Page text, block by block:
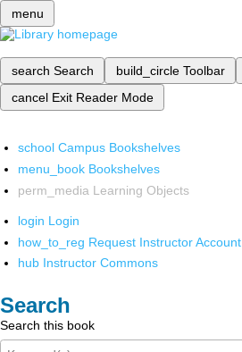
menu
search Search build_circle Toolbar
cancel Exit Reader Mode
school Campus Bookshelves
menu_book Bookshelves
perm_media Learning Objects
login Login
how_to_reg Request Instructor Account
hub Instructor Commons
Search
Search this book